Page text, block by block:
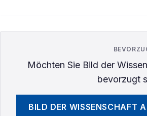
Möchten Sie Bild der
bevorzugt
BILD DER WISSENSCHAFT